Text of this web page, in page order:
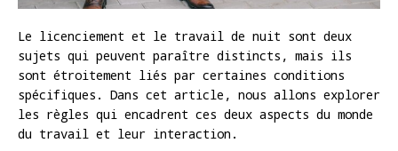
Le licenciement et le travail de nuit sont deux
sujets qui peuvent paraître distincts, mais ils
sont étroitement liés par certaines conditions
spécifiques. Dans cet article, nous allons explorer
les règles qui encadrent ces deux aspects du monde
du travail et leur interaction.